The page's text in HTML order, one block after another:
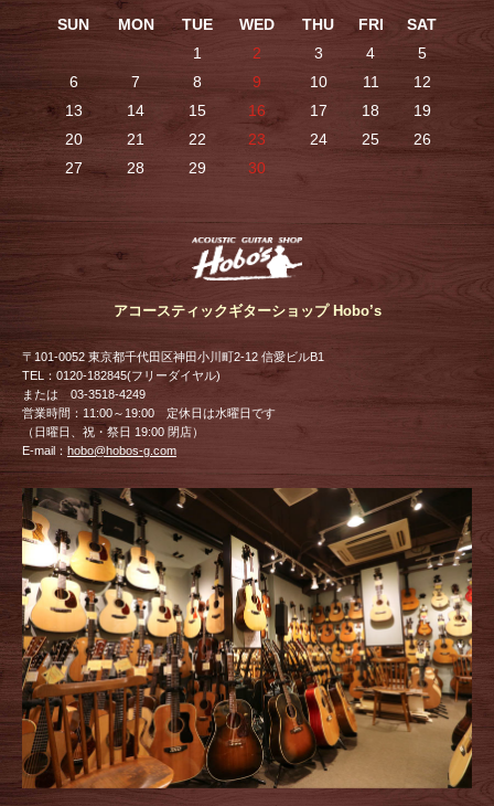
SUN MON TUE WED THU FRI
SAT
1
2 3 4
5
6
7 8 9 10 11
12
13
14 15 16 17 18
19
20
21 22 23 24 25
26
27
28 29 30
アコースティックギターショップ Hobo’s
〒101-0052 東京都千代田区神田小川町2-12 信愛ビルB1
TEL：0120-182845(フリーダイヤル)
または 03-3518-4249
営業時間：11:00～19:00 定休日は水曜日です
（日曜日、祝・祭日 19:00 閉店）
E-mail： hobo@hobos-g.com